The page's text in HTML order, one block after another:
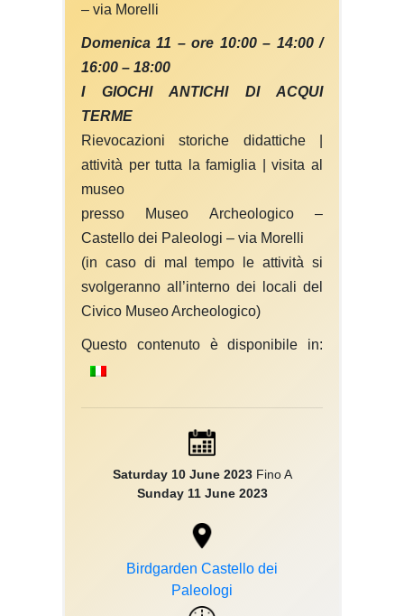
– via Morelli
Domenica 11 – ore 10:00 – 14:00 /
16:00 – 18:00
I GIOCHI ANTICHI DI ACQUI
TERME
Rievocazioni storiche didattiche |
attività per tutta la famiglia | visita al
museo
presso Museo Archeologico –
Castello dei Paleologi – via Morelli
(in caso di mal tempo le attività si
svolgeranno all’interno dei locali del
Civico Museo Archeologico)
Questo contenuto è disponibile in:
Saturday 10 June 2023Fino A
Sunday 11 June 2023
Birdgarden Castello dei
Paleologi